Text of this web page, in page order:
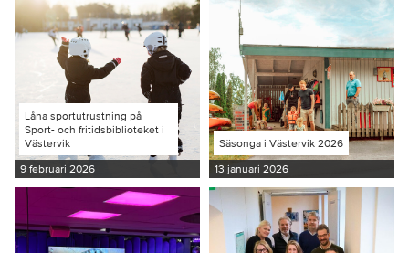
Låna sportutrustning på
Sport- och fritidsbiblioteket i
Västervik
9 februari 2026
Säsonga i Västervik 2026
13 januari 2026